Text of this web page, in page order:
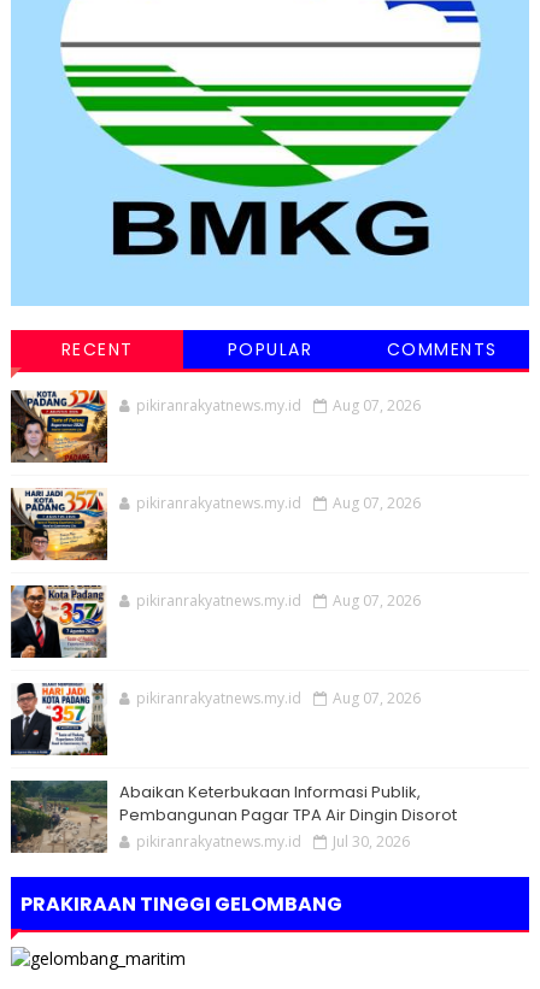
RECENT POPULAR COMMENTS
pikiranrakyatnews.my.id Aug 07, 2026
pikiranrakyatnews.my.id Aug 07, 2026
pikiranrakyatnews.my.id Aug 07, 2026
pikiranrakyatnews.my.id Aug 07, 2026
Abaikan Keterbukaan Informasi Publik,
Pembangunan Pagar TPA Air Dingin Disorot
pikiranrakyatnews.my.id Jul 30, 2026
PRAKIRAAN TINGGI GELOMBANG